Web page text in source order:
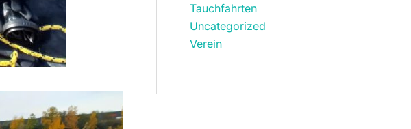
Tauchfahrten
Uncategorized
Verein